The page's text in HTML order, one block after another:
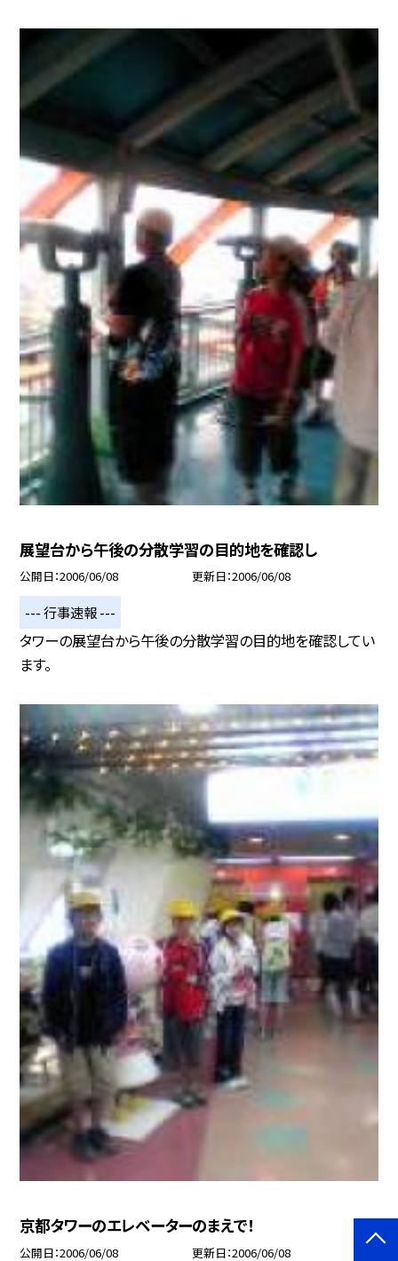
展望台から午後の分散学習の目的地を確認し
公開日 2006/06/08 更新日 2006/06/08
--- 行事速報 ---
タワーの展望台から午後の分散学習の目的地を確認してい
ます。
京都タワーのエレベーターのまえで！
公開日 2006/06/08 更新日 2006/06/08